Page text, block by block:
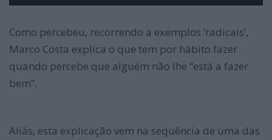
Como percebeu, recorrendo a exemplos ‘radicais’,
Marco Costa explica o que tem por hábito fazer
quando percebe que alguém não lhe “está a fazer
bem”.
Aliás, esta explicação vem na sequência de uma das